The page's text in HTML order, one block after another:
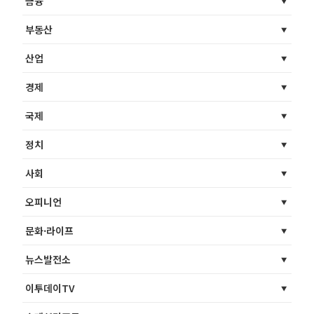
부동산
산업
경제
국제
정치
사회
오피니언
문화·라이프
뉴스발전소
이투데이TV